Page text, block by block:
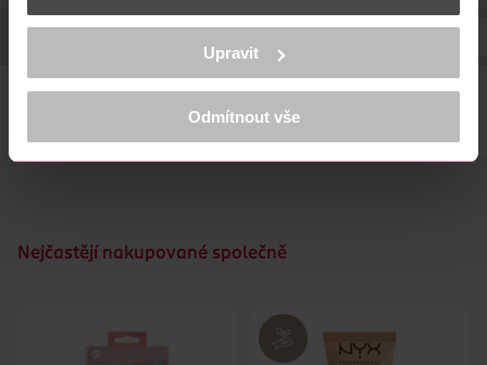
K provozu stránek, personalizaci obsahu a reklam, funkcí sociálních
médií, analýze návštěvnosti, které mohou nést osobní údaje.
Více najdete vprohlášení o ochraně osobních údajů.
Děkujeme za pochopení. >více o cookies<
Upravit
Odmítnout vše
Paletka korektorů Color Correcting Palette obsahuje šest
odstínů, pro zakrytí nedokonalostí. Oceníte její lehkou
Nejčastějí nakupované společně